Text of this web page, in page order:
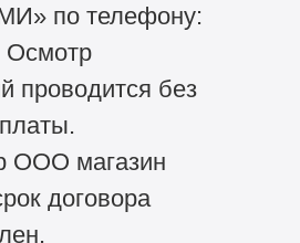
по телефону:
Осмотр
проводится без
ООО магазин
договора